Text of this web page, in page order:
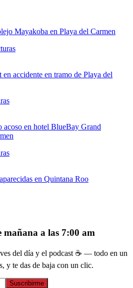
Mayakoba en Playa del Carmen
accidente en tramo de Playa del
acoso en hotel BlueBay Grand
en Quintana Roo
mañana a las 7:00 am
del día y el podcast ☕ — todo en un
y te das de baja con un clic.
Suscribirme